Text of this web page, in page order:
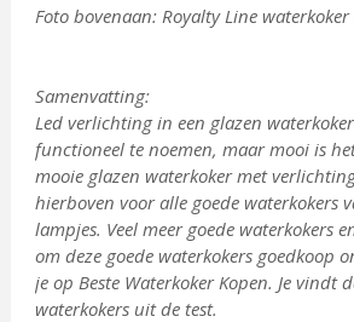
Foto bovenaan: Royalty Line
Samenvatting:
Led verlichting in een glazen
functioneel te noemen, maar mooi is
mooie glazen waterkoker met
hierboven voor alle goede waterkokers
lampjes. Veel meer goede waterkokers
om deze goede waterkokers goedkoop
je op Beste Waterkoker Kopen. Je vindt
waterkokers uit de test.